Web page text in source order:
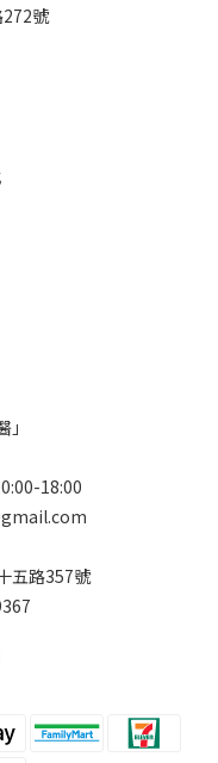
號
18:00
五路357號